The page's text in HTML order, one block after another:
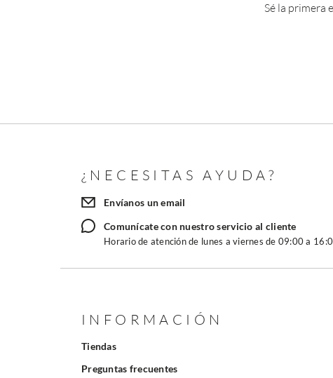
Sé la primera
¿NECESITAS AYUDA?
Envíanos un email
Comunícate con nuestro servicio al cliente
Horario de atención de lunes a viernes de 09:00 a
INFORMACIÓN
Tiendas
Preguntas frecuentes